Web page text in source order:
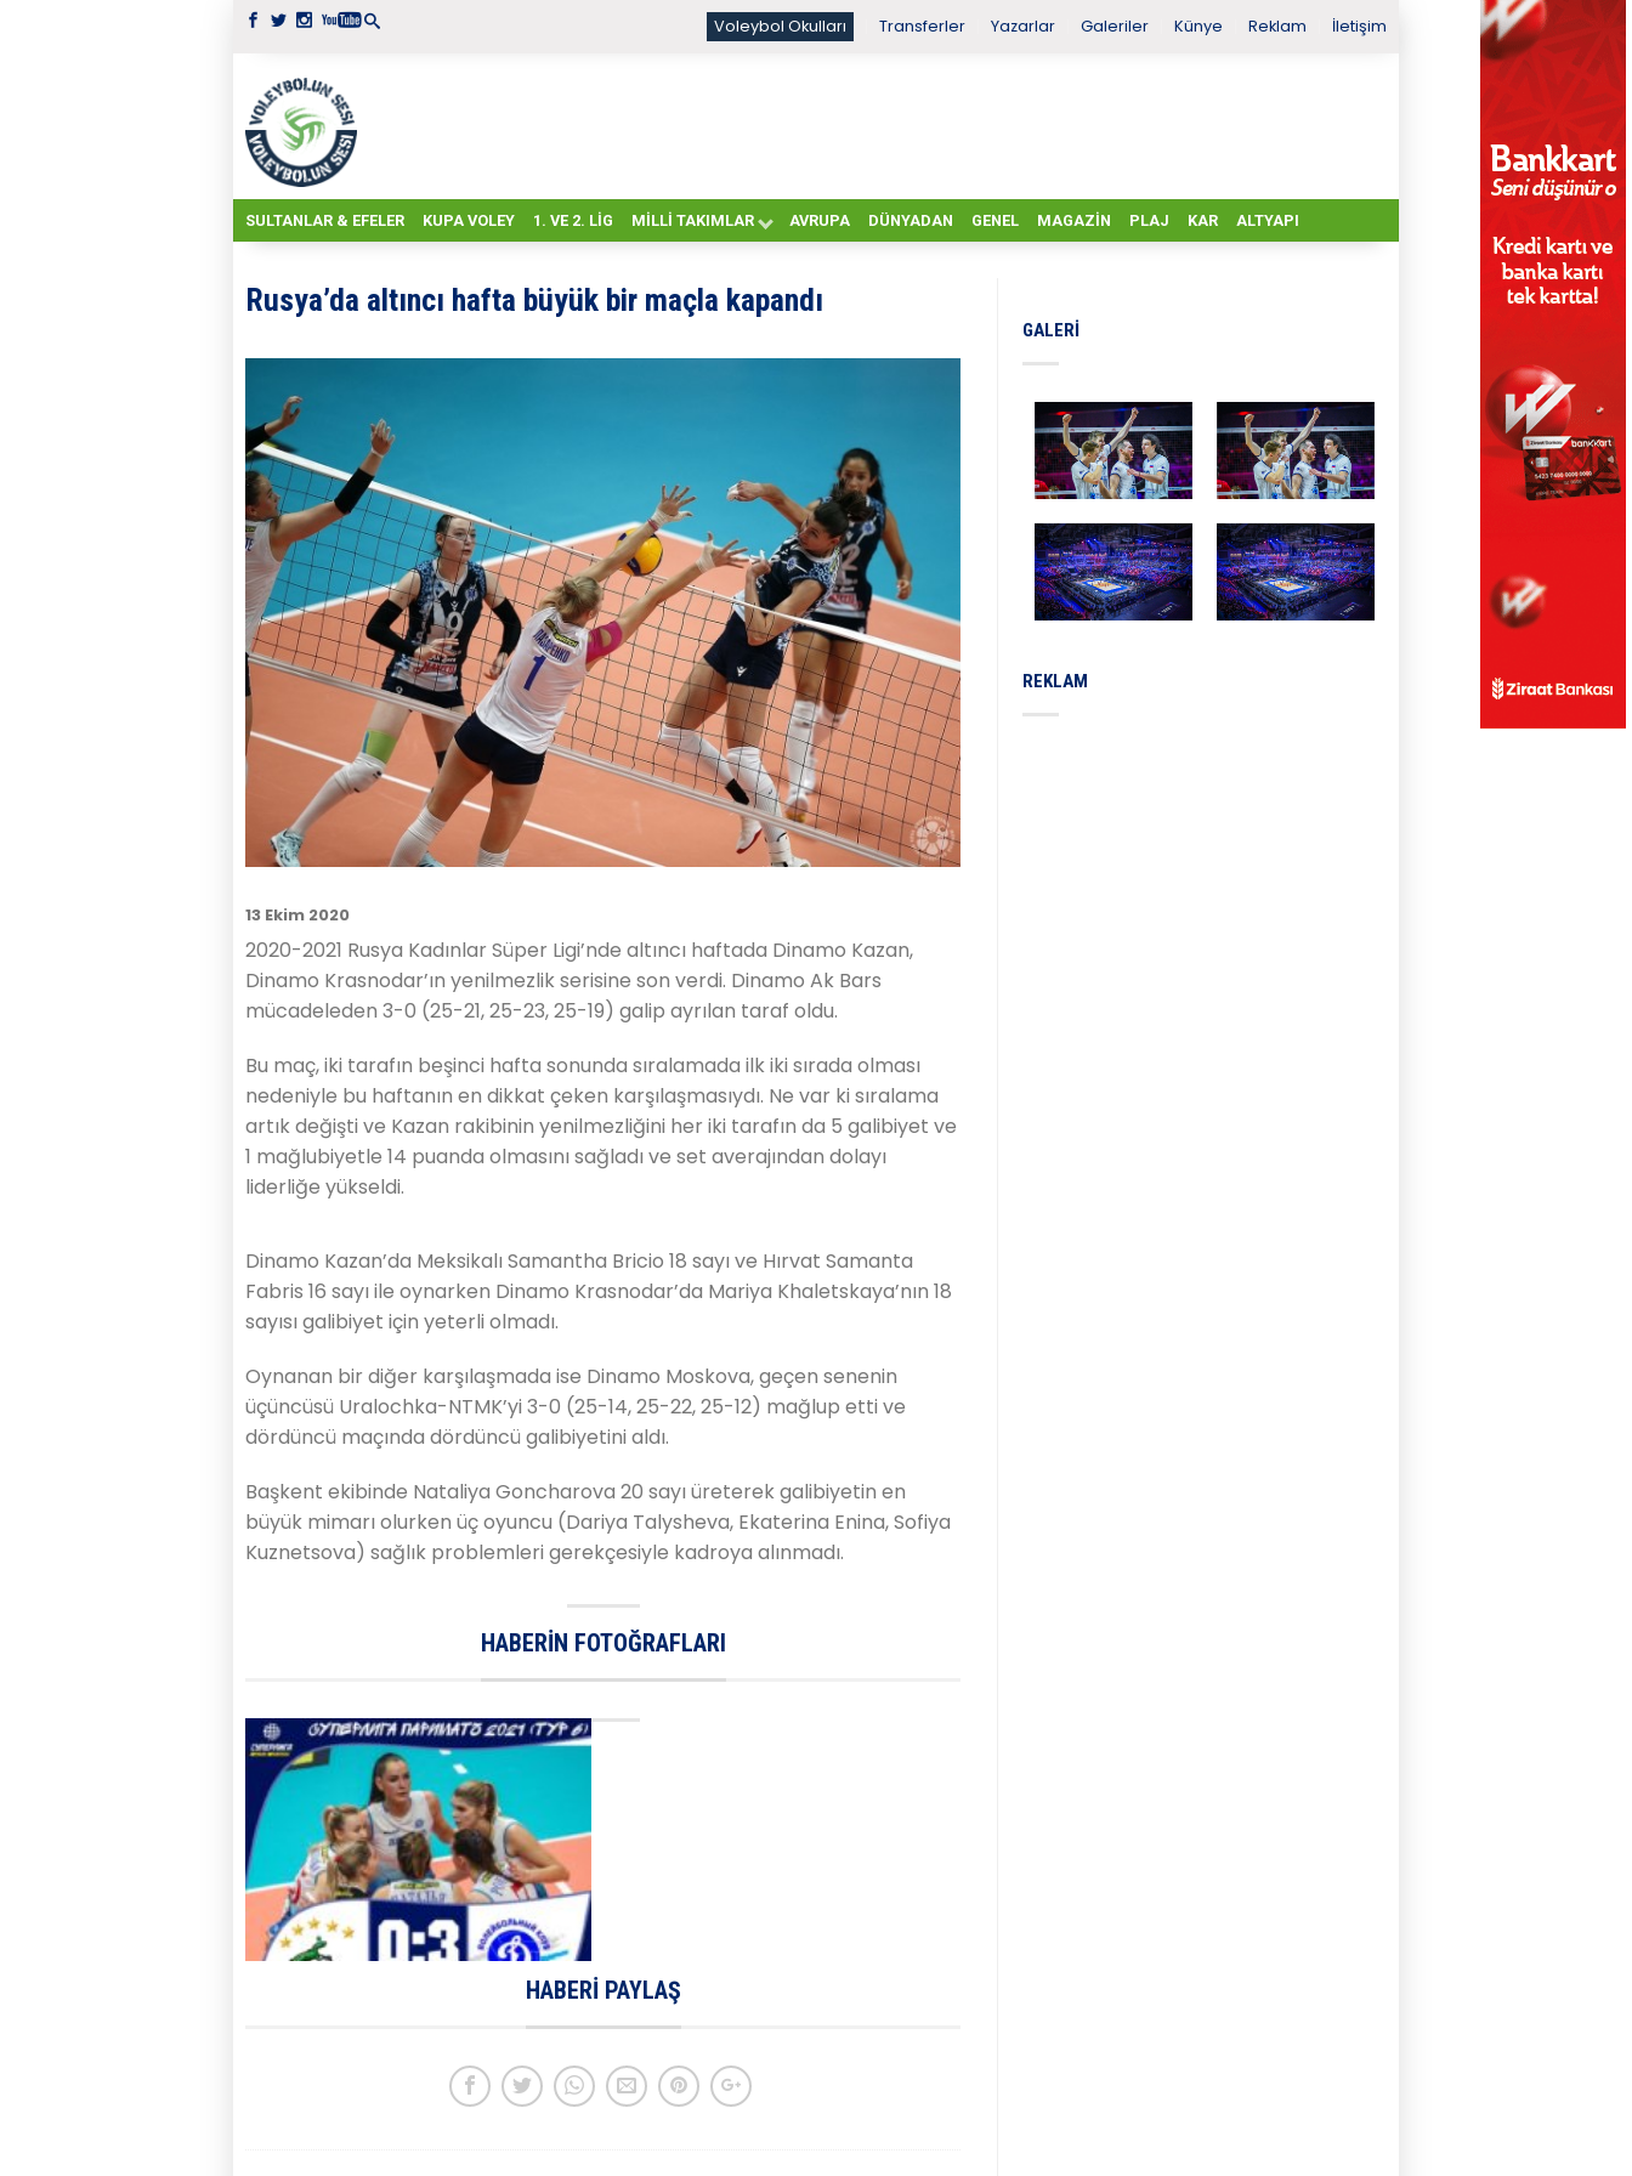
Voleybol Okulları Transferler Yazarlar Galeriler Künye Reklam İletişim
SULTANLAR & EFELER KUPA VOLEY 1. VE 2. LIG MILLI TAKIMLAR AVRUPA DÜNYADAN GENEL MAGAZIN PLAJ KAR ALTYAPI
Rusya’da altıncı hafta büyük bir maçla kapandı
13 Ekim 2020
2020-2021 Rusya Kadınlar Süper Ligi’nde altıncı haftada Dinamo Kazan,
Dinamo Krasnodar’ın yenilmezlik serisine son verdi. Dinamo Ak Bars
mücadeleden 3-0 (25-21, 25-23, 25-19) galip ayrılan taraf oldu.
Bu maç, iki tarafın beşinci hafta sonunda sıralamada ilk iki sırada olması
nedeniyle bu haftanın en dikkat çeken karşılaşmasıydı. Ne var ki sıralama
artık değişti ve Kazan rakibinin yenilmezliğini her iki tarafın da 5 galibiyet ve
1 mağlubiyetle 14 puanda olmasını sağladı ve set averajından dolayı
liderliğe yükseldi.
Dinamo Kazan’da Meksikalı Samantha Bricio 18 sayı ve Hırvat Samanta
Fabris 16 sayı ile oynarken Dinamo Krasnodar’da Mariya Khaletskaya’nın 18
sayısı galibiyet için yeterli olmadı.
Oynanan bir diğer karşılaşmada ise Dinamo Moskova, geçen senenin
üçüncüsü Uralochka-NTMK’yi 3-0 (25-14, 25-22, 25-12) mağlup etti ve
dördüncü maçında dördüncü galibiyetini aldı.
Başkent ekibinde Nataliya Goncharova 20 sayı üreterek galibiyetin en
büyük mimarı olurken üç oyuncu (Dariya Talysheva, Ekaterina Enina, Sofiya
Kuznetsova) sağlık problemleri gerekçesiyle kadroya alınmadı.
HABERIN FOTOĞRAFLARI
HABERI PAYLAŞ
GALERI
REKLAM